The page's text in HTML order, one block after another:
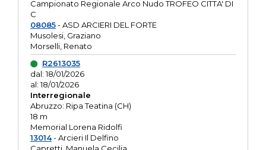
Campionato Regionale Arco Nudo TROFEO CITTA' DI
C
08085- ASD ARCIERI DEL FORTE
Musolesi, Graziano
Morselli, Renato
R2613035
dal: 18/01/2026
al: 18/01/2026
Interregionale
Abruzzo: Ripa Teatina (CH)
18 m
Memorial Lorena Ridolfi
13014- Arcieri Il Delfino